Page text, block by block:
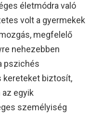
életmódra való
volt a gyermekek
megfelelő
nehezebben
pszichés
kereteket biztosít,
az egyik
személyiség